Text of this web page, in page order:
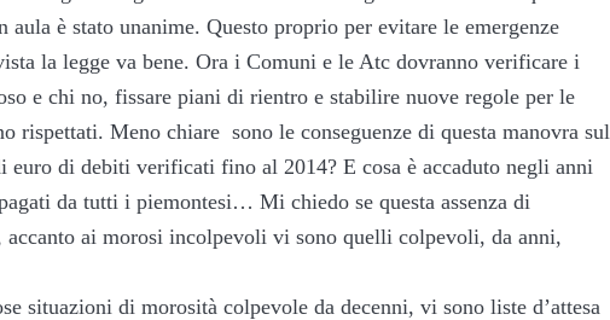
è stato unanime. Questo proprio per evitare le emergenze
la legge va bene. Ora i Comuni e le Atc dovranno verificare i
e chi no, fissare piani di rientro e stabilire nuove regole per le
rispettati. Meno chiare sono le conseguenze di questa manovra sul
di debiti verificati fino al 2014? E cosa è accaduto negli anni
da tutti i piemontesi… Mi chiedo se questa assenza di
accanto ai morosi incolpevoli vi sono quelli colpevoli, da anni,
situazioni di morosità colpevole da decenni, vi sono liste d’attesa